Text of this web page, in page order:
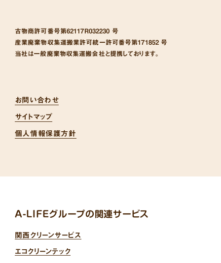
古物商許可番号第62117R032230 号
産業廃棄物収集運搬業許可統一許可番号第171852 号
当社は一般廃棄物収集運搬会社と提携しております。
お問い合わせ
サイトマップ
個人情報保護方針
A-LIFEグループの関連サービス
関西クリーンサービス
エコクリーンテック